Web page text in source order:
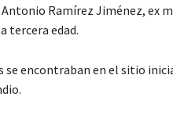
Ramírez Jiménez, ex
tercera edad.
se encontraban en el sitio